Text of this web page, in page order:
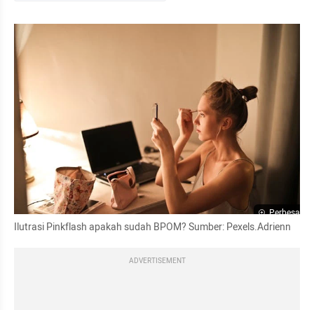
Perbesar
Ilutrasi Pinkflash apakah sudah BPOM? Sumber: Pexels.Adrienn
ADVERTISEMENT